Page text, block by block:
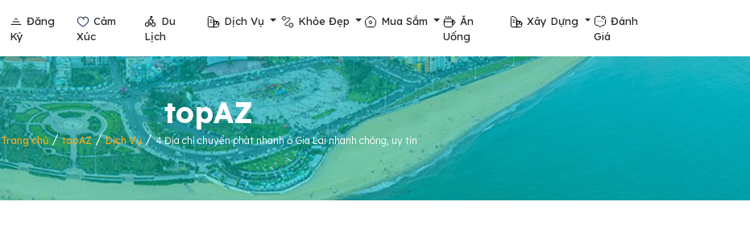
Đăng
Ký
Cảm
Xúc
Du
Lịch
Dịch Vụ Khỏe Đẹp Mua Sắm
Ăn
Uống
Xây Dựng
Đánh
Giá
topAZ
Trang chủ/topAZ/Dịch Vụ/4 Địa chỉ chuyển phát nhanh ở Gia Lai nhanh chóng, uy tín